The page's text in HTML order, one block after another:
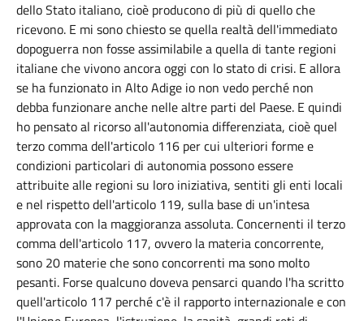
dello Stato italiano, cioè producono di più di quello che
ricevono. E mi sono chiesto se quella realtà dell'immediato
dopoguerra non fosse assimilabile a quella di tante regioni
italiane che vivono ancora oggi con lo stato di crisi. E allora
se ha funzionato in Alto Adige io non vedo perché non
debba funzionare anche nelle altre parti del Paese. E quindi
ho pensato al ricorso all'autonomia differenziata, cioè quel
terzo comma dell'articolo 116 per cui ulteriori forme e
condizioni particolari di autonomia possono essere
attribuite alle regioni su loro iniziativa, sentiti gli enti locali
e nel rispetto dell'articolo 119, sulla base di un'intesa
approvata con la maggioranza assoluta. Concernenti il terzo
comma dell'articolo 117, ovvero la materia concorrente,
sono 20 materie che sono concorrenti ma sono molto
pesanti. Forse qualcuno doveva pensarci quando l'ha scritto
quell'articolo 117 perché c'è il rapporto internazionale e con